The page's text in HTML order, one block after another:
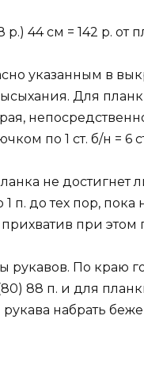
р.) 44 см = 142 р.
указанным в
Для
по 1 ст. б/н = 6
не достигнет
п. до тех пор, пока
при этом
По краю
88 п. и для
набрать